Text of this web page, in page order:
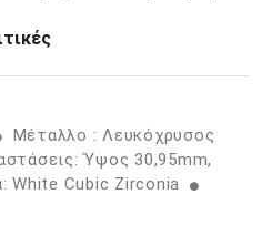
Μέταλλο : Λευκόχρυσος
Ύψος 30,95mm,
White Cubic Zirconia